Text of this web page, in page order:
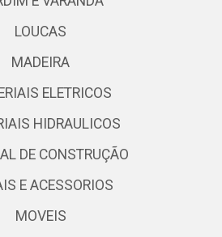
LOUCAS
MADEIRA
ELETRICOS
HIDRAULICOS
DE CONSTRUÇÃO
E ACESSORIOS
MOVEIS